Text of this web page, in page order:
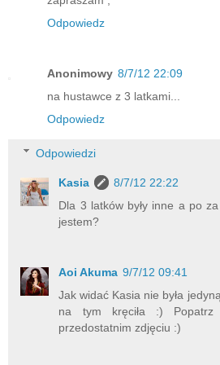
Odpowiedz
Anonimowy 8/7/12 22:09
na hustawce z 3 latkami...
Odpowiedz
Odpowiedzi
Kasia
8/7/12 22:22
Dla 3 latków były inne a po
jestem?
Aoi Akuma 9/7/12 09:41
Jak widać Kasia nie była
na tym kręciła :)
przedostatnim zdjęciu :)